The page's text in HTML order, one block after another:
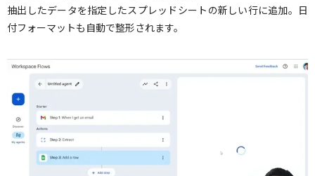
抽出したデータを指定したスプレッドシートの新しい行に追加。日
付フォーマットも自動で整形されます。